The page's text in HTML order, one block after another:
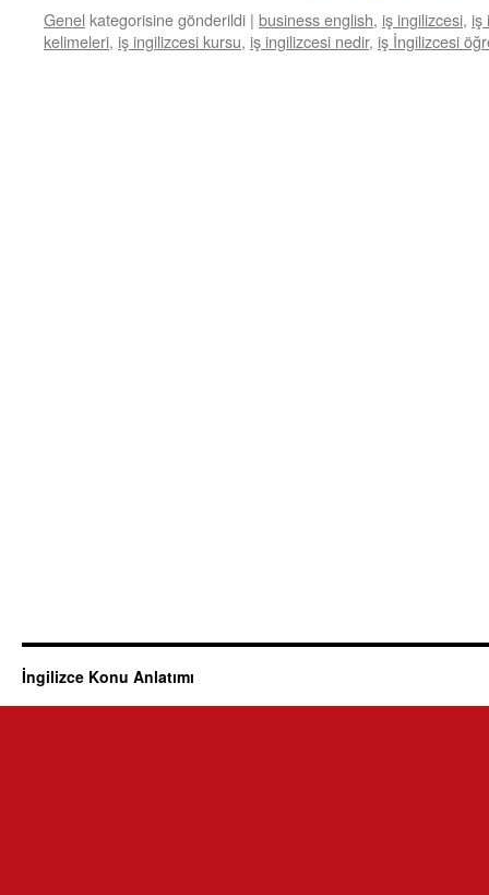
Genel kategorisine gönderildi | business english, iş ingilizcesi, iş
kelimeleri, iş ingilizcesi kursu, iş ingilizcesi nedir, iş İngilizcesi
İngilizce Konu Anlatımı